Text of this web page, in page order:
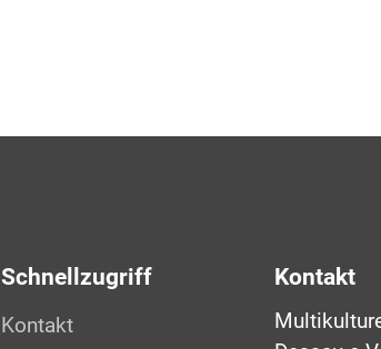
Schnellzugriff
Kontakt
Kontakt